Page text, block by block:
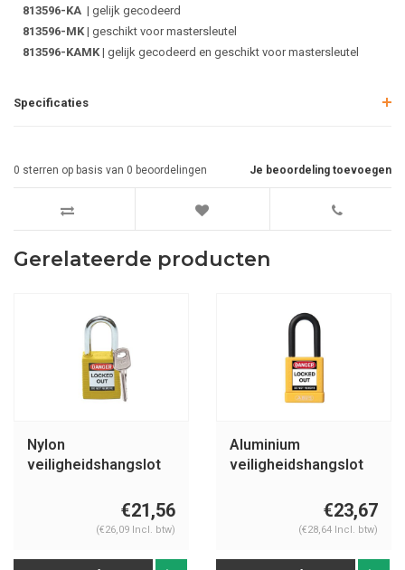
813596-KA | gelijk gecodeerd
813596-MK| geschikt voor mastersleutel
813596-KAMK| gelijk gecodeerd en geschikt voor mastersleutel
Specificaties
Je beoordeling toevoegen
0 sterren op basis van 0 beoordelingen
Gerelateerde producten
Nylon
veiligheidshangslot
€21,56
(€26,09 Incl. btw)
Aluminium
veiligheidshangslot
€23,67
(€28,64 Incl. btw)